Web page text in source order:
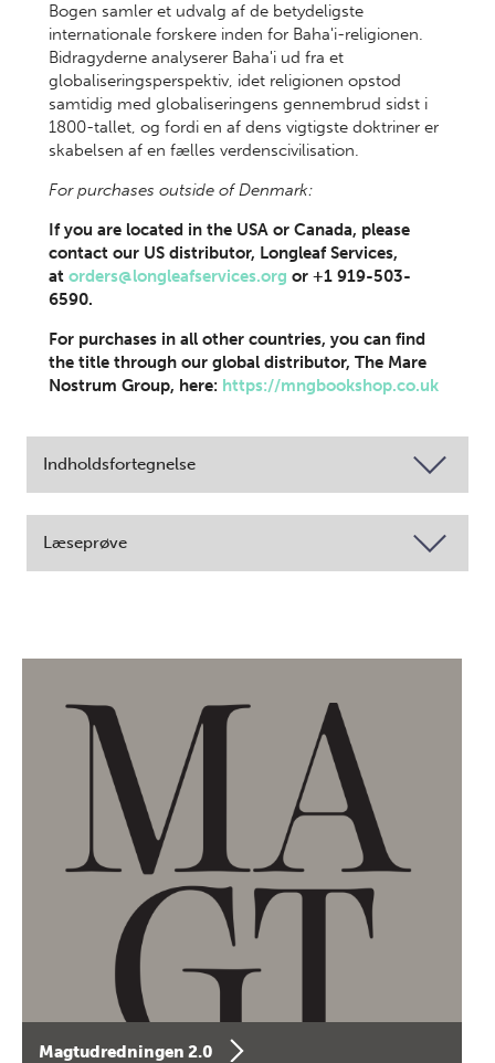
Bogen samler et udvalg af de betydeligste
internationale forskere inden for Baha'i-religionen.
Bidragyderne analyserer Baha'i ud fra et
globaliseringsperspektiv, idet religionen opstod
samtidig med globaliseringens gennembrud sidst i
1800-tallet, og fordi en af dens vigtigste doktriner er
skabelsen af en fælles verdenscivilisation.
For purchases outside of Denmark:
If you are located in the USA or Canada, please
contact our US distributor, Longleaf Services,
at orders@longleafservices.org or +1 919-503-
6590.
For purchases in all other countries, you can find
the title through our global distributor, The Mare
Nostrum Group, here: https://mngbookshop.co.uk
Indholdsfortegnelse
Læseprøve
Magtudredningen 2.0